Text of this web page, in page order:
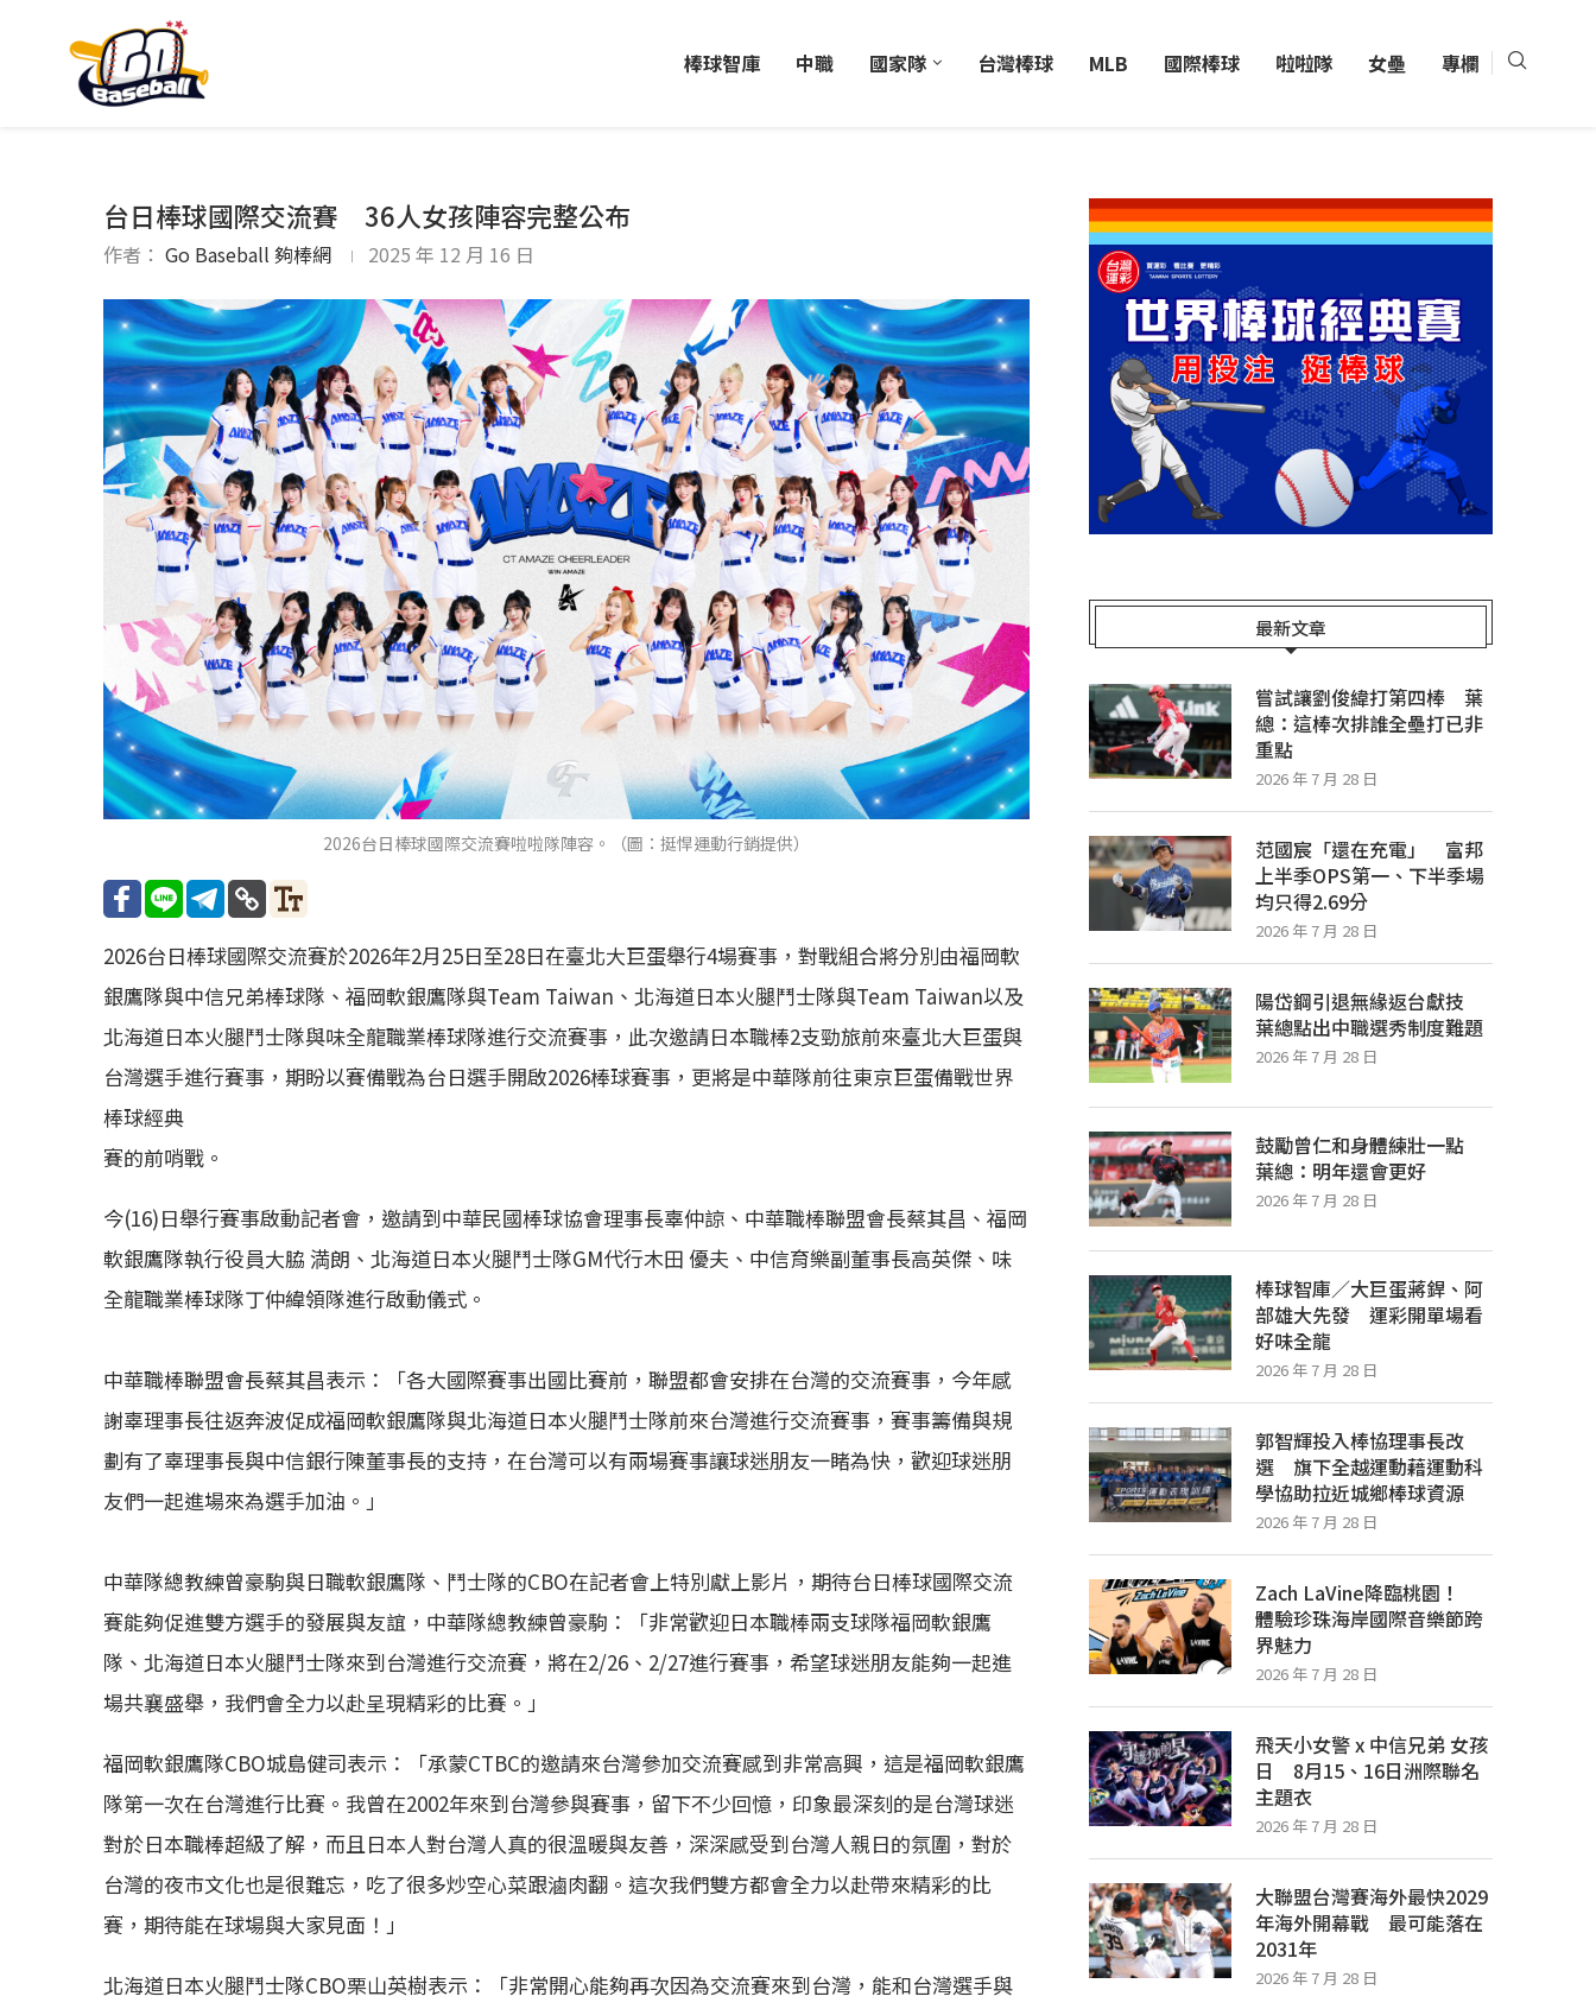
棒球智庫 中職 國家隊 台灣棒球 MLB 國際棒球 啦啦隊 女壘 專欄
台日棒球國際交流賽 36人女孩陣容完整公布
作者： Go Baseball 夠棒網 2025 年 12 月 16 日
2026台日棒球國際交流賽啦啦隊陣容。（圖：挺悍運動行銷提供）
2026台日棒球國際交流賽於2026年2月25日至28日在臺北大巨蛋舉行4場賽事，對戰組合將分別由福岡軟
銀鷹隊與中信兄弟棒球隊、福岡軟銀鷹隊與Team Taiwan、北海道日本火腿鬥士隊與Team Taiwan以及
北海道日本火腿鬥士隊與味全龍職業棒球隊進行交流賽事，此次邀請日本職棒2支勁旅前來臺北大巨蛋與
台灣選手進行賽事，期盼以賽備戰為台日選手開啟2026棒球賽事，更將是中華隊前往東京巨蛋備戰世界
棒球經典
賽的前哨戰。
今(16)日舉行賽事啟動記者會，邀請到中華民國棒球協會理事長辜仲諒、中華職棒聯盟會長蔡其昌、福岡
軟銀鷹隊執行役員大脇 満朗、北海道日本火腿鬥士隊GM代行木田 優夫、中信育樂副董事長高英傑、味
全龍職業棒球隊丁仲緯領隊進行啟動儀式。
中華職棒聯盟會長蔡其昌表示：「各大國際賽事出國比賽前，聯盟都會安排在台灣的交流賽事，今年感
謝辜理事長往返奔波促成福岡軟銀鷹隊與北海道日本火腿鬥士隊前來台灣進行交流賽事，賽事籌備與規
劃有了辜理事長與中信銀行陳董事長的支持，在台灣可以有兩場賽事讓球迷朋友一睹為快，歡迎球迷朋
友們一起進場來為選手加油。」
中華隊總教練曾豪駒與日職軟銀鷹隊、鬥士隊的CBO在記者會上特別獻上影片，期待台日棒球國際交流
賽能夠促進雙方選手的發展與友誼，中華隊總教練曾豪駒：「非常歡迎日本職棒兩支球隊福岡軟銀鷹
隊、北海道日本火腿鬥士隊來到台灣進行交流賽，將在2/26、2/27進行賽事，希望球迷朋友能夠一起進
場共襄盛舉，我們會全力以赴呈現精彩的比賽。」
福岡軟銀鷹隊CBO城島健司表示：「承蒙CTBC的邀請來台灣參加交流賽感到非常高興，這是福岡軟銀鷹
隊第一次在台灣進行比賽。我曾在2002年來到台灣參與賽事，留下不少回憶，印象最深刻的是台灣球迷
對於日本職棒超級了解，而且日本人對台灣人真的很溫暖與友善，深深感受到台灣人親日的氛圍，對於
台灣的夜市文化也是很難忘，吃了很多炒空心菜跟滷肉翻。這次我們雙方都會全力以赴帶來精彩的比
賽，期待能在球場與大家見面！」
北海道日本火腿鬥士隊CBO栗山英樹表示：「非常開心能夠再次因為交流賽來到台灣，能和台灣選手與
最新文章
嘗試讓劉俊緯打第四棒 葉
總：這棒次排誰全壘打已非
重點
2026 年 7 月 28 日
范國宸「還在充電」 富邦
上半季OPS第一、下半季場
均只得2.69分
2026 年 7 月 28 日
陽岱鋼引退無緣返台獻技
葉總點出中職選秀制度難題
2026 年 7 月 28 日
鼓勵曾仁和身體練壯一點
葉總：明年還會更好
2026 年 7 月 28 日
棒球智庫／大巨蛋蔣銲、阿
部雄大先發 運彩開單場看
好味全龍
2026 年 7 月 28 日
郭智輝投入棒協理事長改
選 旗下全越運動藉運動科
學協助拉近城鄉棒球資源
2026 年 7 月 28 日
Zach LaVine降臨桃園！
體驗珍珠海岸國際音樂節跨
界魅力
2026 年 7 月 28 日
飛天小女警 x 中信兄弟 女孩
日 8月15、16日洲際聯名
主題衣
2026 年 7 月 28 日
大聯盟台灣賽海外最快2029
年海外開幕戰 最可能落在
2031年
2026 年 7 月 28 日